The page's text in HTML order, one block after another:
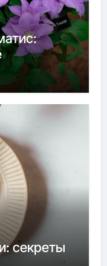
секреты